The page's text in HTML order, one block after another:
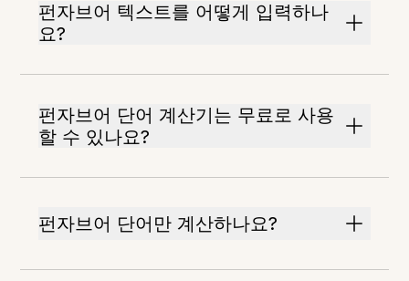
펀자브어 텍스트를 어떻게 입력하나
요?
펀자브어 단어 계산기는 무료로 사용
할 수 있나요?
펀자브어 단어만 계산하나요?